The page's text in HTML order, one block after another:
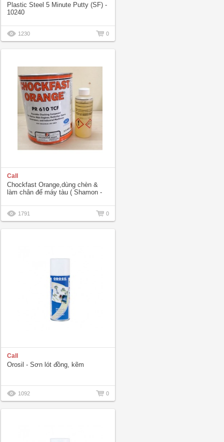
Plastic Steel 5 Minute Putty (SF) -
10240
1230 0
Call
Chockfast Orange,dùng chèn &
làm chân đế máy tàu ( Shamon -
1791 0
Call
Orosil - Sơn lót đồng, kẽm
1092 0